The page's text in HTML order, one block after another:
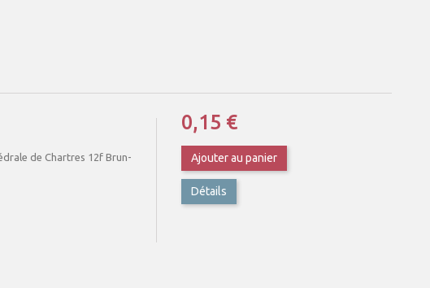
de Chartres 12f Brun-
0,15 €
Ajouter au panier
Détails